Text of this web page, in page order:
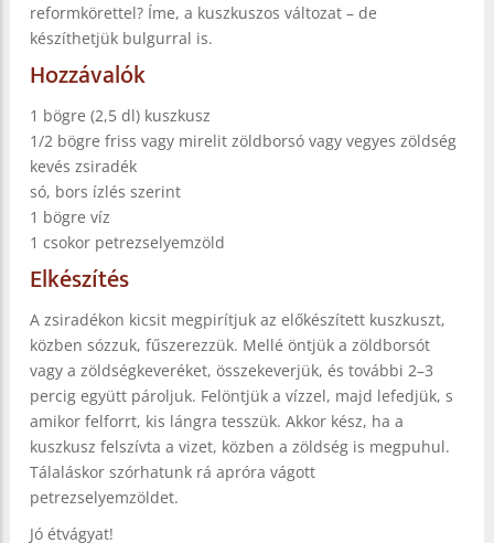
reformkörettel? Íme, a kuszkuszos változat – de
készíthetjük bulgurral is.
Hozzávalók
1 bögre (2,5 dl) kuszkusz
1/2 bögre friss vagy mirelit zöldborsó vagy vegyes zöldség
kevés zsiradék
só, bors ízlés szerint
1 bögre víz
1 csokor petrezselyemzöld
Elkészítés
A zsiradékon kicsit megpirítjuk az előkészített kuszkuszt,
közben sózzuk, fűszerezzük. Mellé öntjük a zöldborsót
vagy a zöldségkeveréket, összekeverjük, és további 2–3
percig együtt pároljuk. Felöntjük a vízzel, majd lefedjük, s
amikor felforrt, kis lángra tesszük. Akkor kész, ha a
kuszkusz felszívta a vizet, közben a zöldség is megpuhul.
Tálaláskor szórhatunk rá apróra vágott
petrezselyemzöldet.
Jó étvágyat!